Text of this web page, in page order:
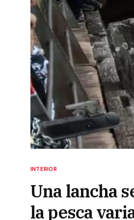
INTERIOR
Una lancha
la pesca